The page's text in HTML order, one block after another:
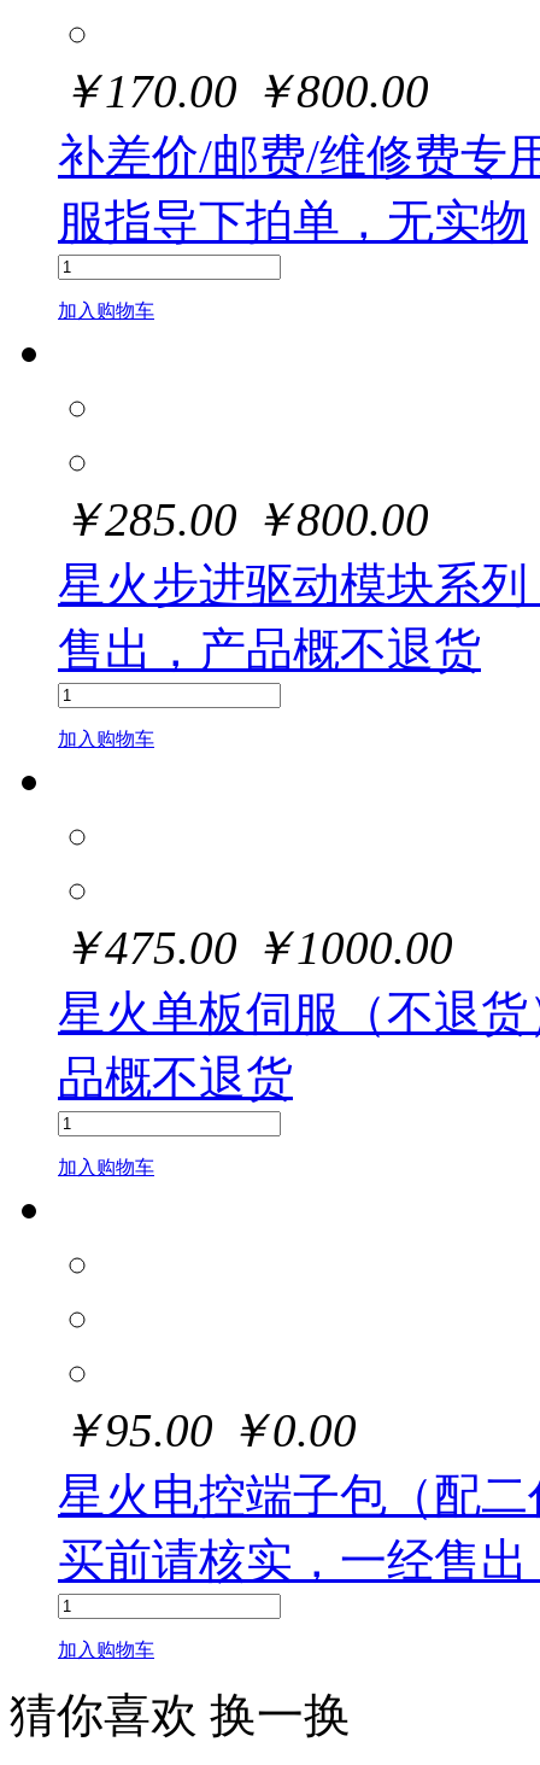
￥170.00 ￥800.00
补差价/邮费/维修费专
服指导下拍单，无实物
加入购物车
￥285.00 ￥800.00
星火步进驱动模块系
售出，产品概不退货
加入购物车
￥475.00 ￥1000.00
星火单板伺服（不退
品概不退货
加入购物车
￥95.00 ￥0.00
星火电控端子包（配
买前请核实，一经售
加入购物车
猜你喜欢 换一换